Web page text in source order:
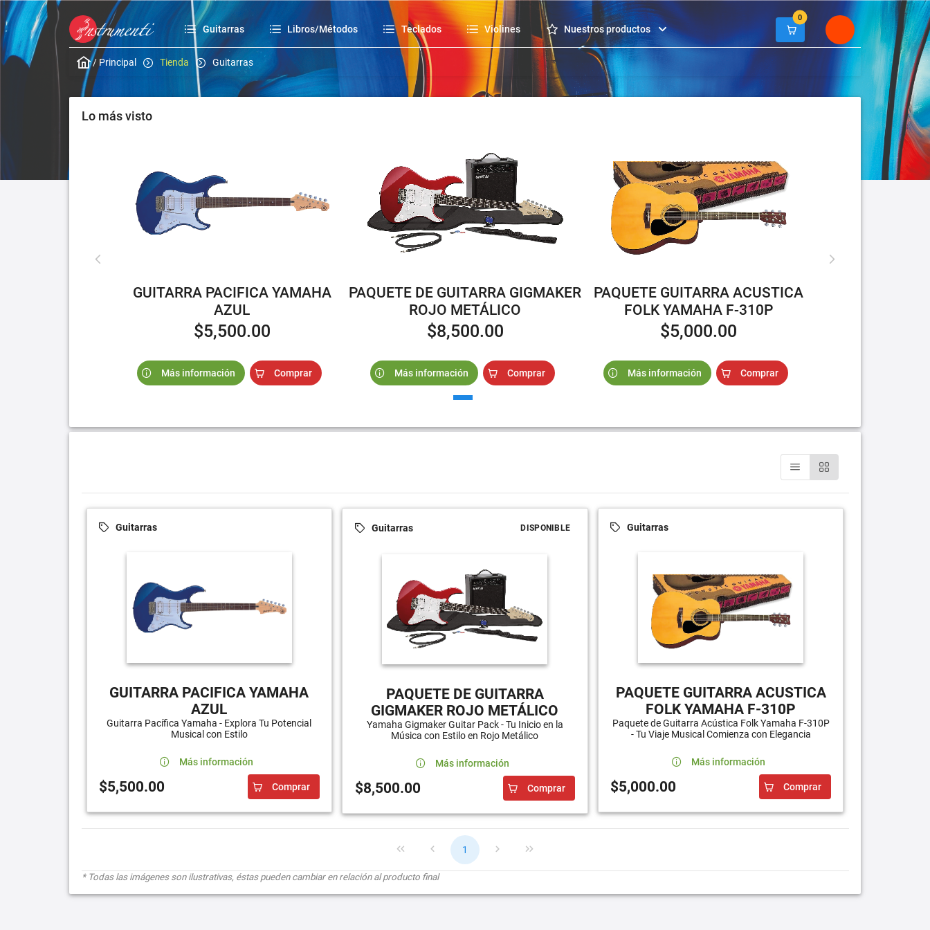
Guitarras Libros/Métodos Teclados Violines Nuestros productos
0
/ Principal Tienda Guitarras
Lo más visto
GUITARRA PACIFICA YAMAHA
AZUL
$5,500.00
Más información Comprar
PAQUETE DE GUITARRA GIGMAKER
ROJO METÁLICO
$8,500.00
Más información Comprar
PAQUETE GUITARRA ACUSTICA
FOLK YAMAHA F-310P
$5,000.00
Más información Comprar
Guitarras
GUITARRA PACIFICA YAMAHA
AZUL
Guitarra Pacífica Yamaha - Explora Tu Potencial
Musical con Estilo
Más información
$5,500.00 Comprar
Guitarras DISPONIBLE
PAQUETE DE GUITARRA
GIGMAKER ROJO METÁLICO
Yamaha Gigmaker Guitar Pack - Tu Inicio en la
Música con Estilo en Rojo Metálico
Más información
$8,500.00 Comprar
Guitarras
PAQUETE GUITARRA ACUSTICA
FOLK YAMAHA F-310P
Paquete de Guitarra Acústica Folk Yamaha F-310P
- Tu Viaje Musical Comienza con Elegancia
Más información
$5,000.00 Comprar
1
* Todas las imágenes son ilustrativas, éstas pueden cambiar en relación al producto final